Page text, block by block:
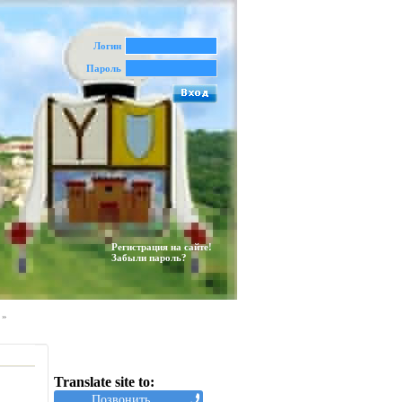
Логин
Пароль
Регистрация на сайте!
Забыли пароль?
»
Translate site to: